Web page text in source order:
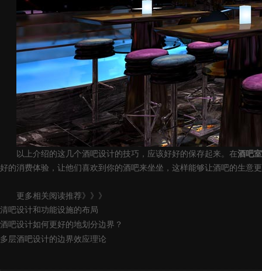
以上介绍的这几个酒吧设计的技巧，应该好好的保存起来。在酒吧
好的消费体验，让他们喜欢到你的酒吧来坐坐，这样能够让酒吧的生意
更多相关阅读推荐》》》
清吧设计和功能设施的布局
酒吧设计如何更好的地划分边界？
多层酒吧设计的边界效应理论